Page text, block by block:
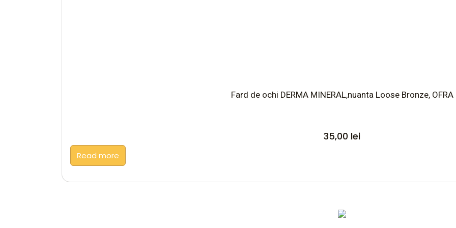
Fard de ochi DERMA MINERAL,nuanta Loose Bronze, OFRA
35,00 lei
Read more